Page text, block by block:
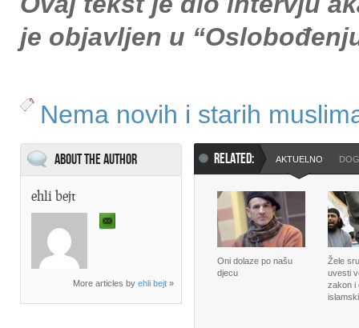
je objavljen u
Nema novih i starih
About the Author
ehli bejt
More articles by ehli bejt »
RELATED: AKTUELNO
Oni dolaze po našu
djecu
Žele
uvesti
zakon i